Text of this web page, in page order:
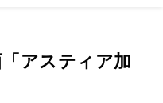
アスティア加